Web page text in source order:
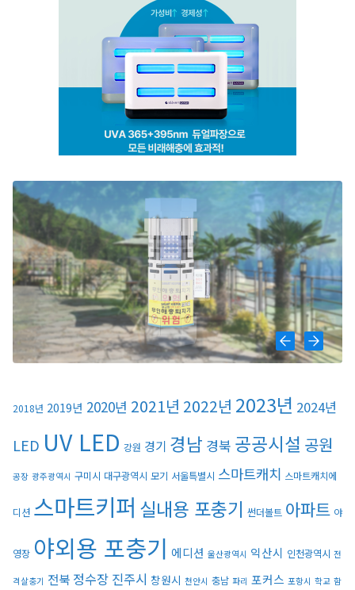
스마트캐치
2018년 2019년 2020년 2021년 2022년 2023년 2024년
LED UV LED 강원 경기 경남 경북 공공시설 공원
공장 광주광역시 구미시 대구광역시 모기 서울특별시 스마트캐치 스마트캐치에
디션 스마트키퍼 실내용 포충기 썬더볼트 아파트 야
영장 야외용 포충기 에디션 울산광역시 익산시 인천광역시 전
격살충기 전북 정수장 진주시 창원시 천안시 충남 파리 포커스 포항시 학교 함